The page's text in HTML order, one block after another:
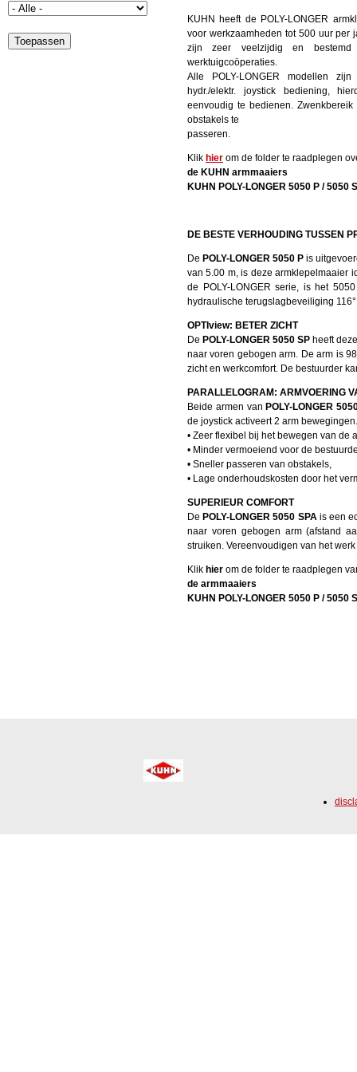
Producten
Dealerlocator
KUHN heeft de POLY-LONGER
voor werkzaamheden tot 500 uur per
zijn zeer veelzijdig en
werktuigcoöperaties.
Alle POLY-LONGER modellen
hydr./elektr. joystick bediening,
eenvoudig te bedienen.
obstakels te
passeren.
Klik hier om de folder te raadplegen
de KUHN armmaaiers
KUHN POLY-LONGER 5050 P / 5050
DE BESTE VERHOUDING TUSSEN
De POLY-LONGER 5050 P is
van 5.00 m, is deze armklepelmaaier
de POLY-LONGER serie, is het
hydraulische terugslagbeveiliging
OPTIview: BETER ZICHT
De POLY-LONGER 5050 SP heeft
naar voren gebogen arm. De arm is
zicht en werkcomfort. De bestuurder
PARALLELOGRAM: ARMVOERING
Beide armen van POLY-LONGER
de joystick activeert 2 arm
• Zeer flexibel bij het bewegen van de
• Minder vermoeiend voor de
• Sneller passeren van obstakels,
• Lage onderhoudskosten door het
SUPERIEUR COMFORT
De POLY-LONGER 5050 SPAis een
naar voren gebogen arm (afstand
struiken. Vereenvoudigen van het
Klik hier om de folder te raadplegen
de armmaaiers
KUHN POLY-LONGER 5050 P / 5050